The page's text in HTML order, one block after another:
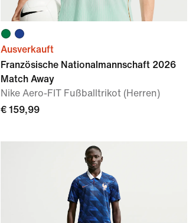
Ausverkauft
Französische Nationalmannschaft 2026
Match Away
Nike Aero-FIT Fußballtrikot (Herren)
€ 159,99